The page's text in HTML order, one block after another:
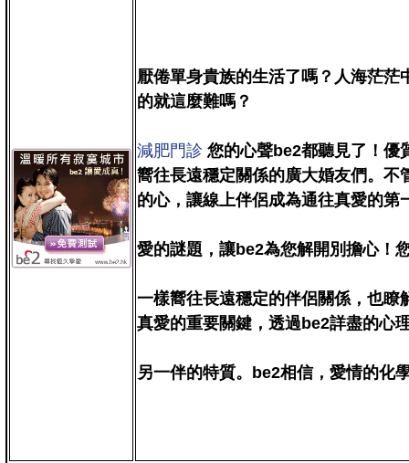
厭倦單身貴族的生活了嗎？人海茫
的就這麼難嗎？
減肥門診 您的心聲be2都聽見了！優
嚮往長遠穩定關係的廣大婚友們。
的心，讓線上伴侶成為通往真愛的第
愛的謎題，讓be2為您解開別擔心！
一樣嚮往長遠穩定的伴侶關係，也
真愛的重要關鍵，透過be2詳盡的心
另一伴的特質。be2相信，愛情的化